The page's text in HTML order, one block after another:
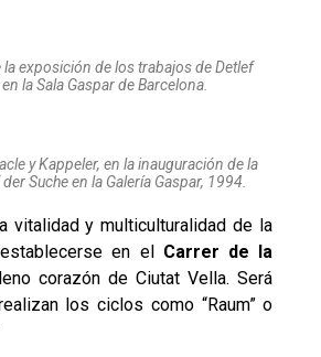
exposición de los trabajos de Detlef
la Sala Gaspar de Barcelona.
y Kappeler, en la inauguración de la
Suche en la Galería Gaspar, 1994.
vitalidad y multiculturalidad de la
en el Carrer de la
corazón de Ciutat Vella. Será
los ciclos como “Raum” o